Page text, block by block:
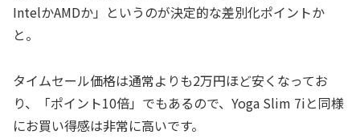
IntelかAMDか」というのが決定的な差別化ポイントか
と。
タイムセール価格は通常よりも2万円ほど安くなってお
り、「ポイント10倍」でもあるので、Yoga Slim 7iと同様
にお買い得感は非常に高いです。